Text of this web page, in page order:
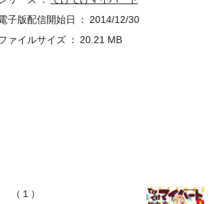
（１）
子版配信開始日
2014/12/30
ァイルサイズ
20.21 MB